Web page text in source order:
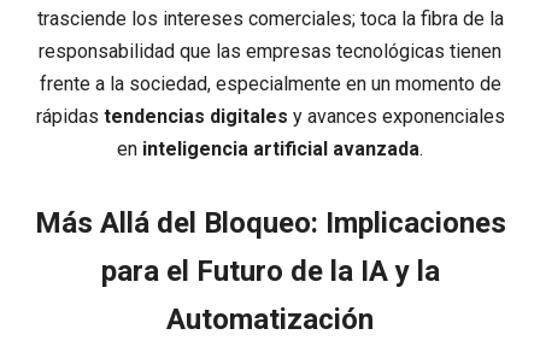
trasciende los intereses comerciales; toca la fibra de la
responsabilidad que las empresas tecnológicas tienen
frente a la sociedad, especialmente en un momento de
rápidas tendencias digitales y avances exponenciales
en inteligencia artificial avanzada.
Más Allá del Bloqueo: Implicaciones
para el Futuro de la IA y la
Automatización